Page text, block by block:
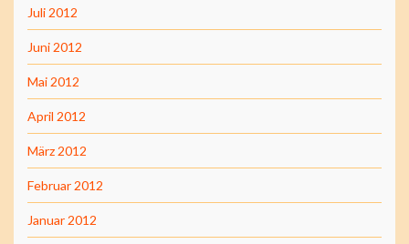
Juli 2012
Juni 2012
Mai 2012
April 2012
März 2012
Februar 2012
Januar 2012